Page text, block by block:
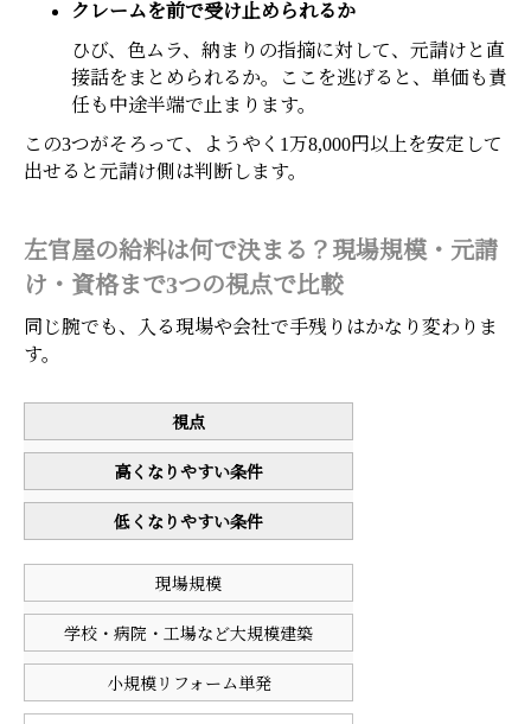
クレームを前で受け止められるか
ひび、色ムラ、納まりの指摘に対して、元請けと直
接話をまとめられるか。ここを逃げると、単価も責
任も中途半端で止まります。
この3つがそろって、ようやく1万8,000円以上を安定して
出せると元請け側は判断します。
左官屋の給料は何で決まる？現場規模・元請
け・資格まで3つの視点で比較
同じ腕でも、入る現場や会社で手残りはかなり変わりま
す。
視点
高くなりやすい条件
低くなりやすい条件
現場規模
学校・病院・工場など大規模建築
小規模リフォーム単発